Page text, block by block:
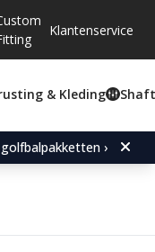
Klantenservice
& Kleding
›
beoordeling:
(aantal stemmen:
527)
for